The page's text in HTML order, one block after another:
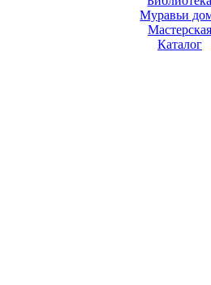
Муравьи
Мастерская
Каталог